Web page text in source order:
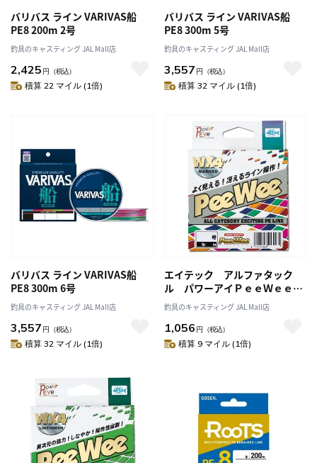
バリバス ライン VARIVAS船
PE8 200m 2号
釣具のキャスティング JAL Mall店
2,425 円 （税込）
積算 22 マイル (1倍)
バリバス ライン VARIVAS船
PE8 300m 5号
釣具のキャスティング JAL Mall店
3,557 円 （税込）
積算 32 マイル (1倍)
バリバス ライン VARIVAS船
PE8 300m 6号
釣具のキャスティング JAL Mall店
3,557 円 （税込）
積算 32 マイル (1倍)
エイテック アルファタック
ル パワーアイＰｅｅＷｅｅ
ＭＡＲＫＥＤ １５０ｍ ０．
８
釣具のキャスティング JAL Mall店
1,056 円 （税込）
積算 9 マイル (1倍)